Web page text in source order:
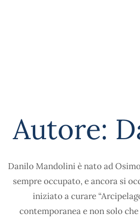
Autore:
Danilo Mandolini è nato ad
sempre occupato, e ancora si
iniziato a curare
contemporanea e non solo